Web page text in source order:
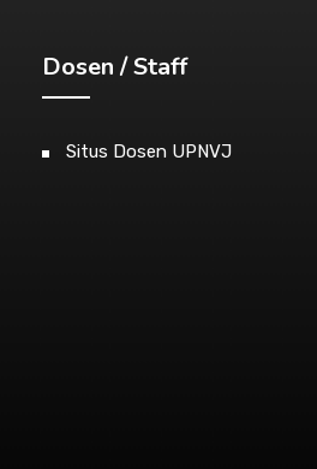
Dosen / Staff
Situs Dosen UPNVJ